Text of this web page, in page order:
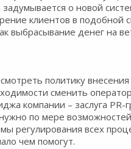
о новой
клиентов в подобной
выбрасывание денег на
политику
сменить
компании – заслуга PR-
по мере
регулирования всех
чем помогут.